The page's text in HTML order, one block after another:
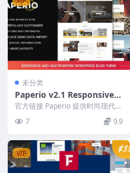
未分类
Paperio v2.1 Responsive A
nd Multipurpose WordPre
官方链接 Paperio 提供时尚现代、
精美且技术先进、用户友好且易于
阅读的有吸...
7 9.9
VIP